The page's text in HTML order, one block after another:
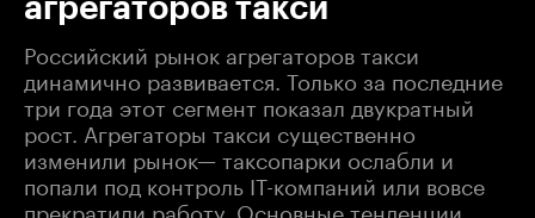
агрегаторов такси
Российский рынок агрегаторов такси
динамично развивается. Только за последние
три года этот сегмент показал двукратный
рост. Агрегаторы такси существенно
изменили рынок— таксопарки ослабли и
попали под контроль IT-компаний или вовсе
прекратили работу. Основные тенденции